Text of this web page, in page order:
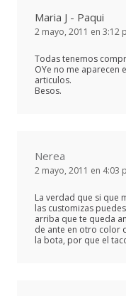
Maria J - Paqui
2 mayo, 2011 en 3:12
Todas tenemos
OYe no me aparecen
articulos.
Besos.
Nerea
2 mayo, 2011 en 4:03
La verdad que si que
las customizas
arriba que te queda
de ante en otro color
la bota, por que el